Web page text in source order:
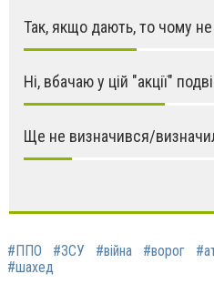
Так, якщо дають, то чому
Ні, вбачаю у цій "акції"
Ще не визначився/
#ППО #ЗСУ #війна #ворог
#шахед